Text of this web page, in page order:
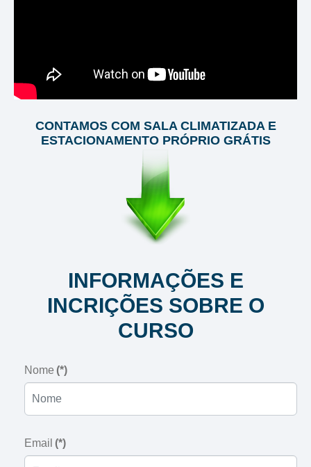
CONTAMOS COM SALA CLIMATIZADA E
ESTACIONAMENTO PRÓPRIO GRÁTIS
INFORMAÇÕES E
INCRIÇÕES SOBRE O
CURSO
Nome (*)
Email (*)